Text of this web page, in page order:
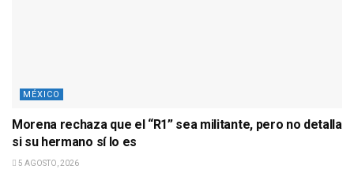
MÉXICO
Morena rechaza que el “R1” sea militante, pero no detalla
si su hermano sí lo es
5 AGOSTO, 2026